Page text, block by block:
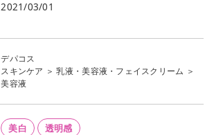
2021/03/01
デパコス
スキンケア ＞乳液・美容液・フェイスクリーム ＞
美容液
美白 透明感